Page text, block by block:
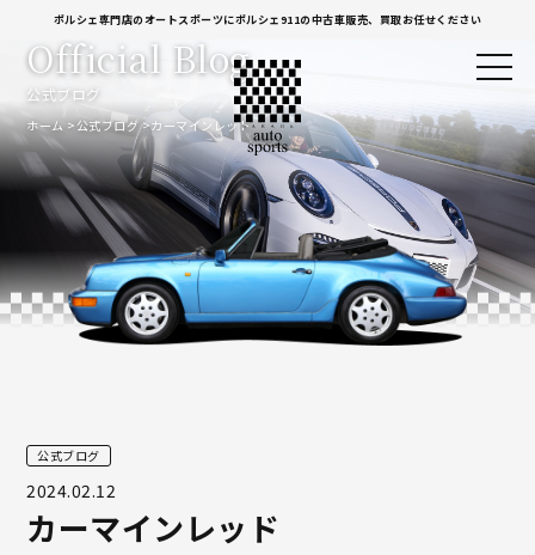
ポルシェ専門店のオートスポーツにポルシェ911の中古車販売、買取お任せください
公式ブログ
Official Blog
ホーム 公式ブログ カーマインレッド
公式ブログ
2024.02.12
カーマインレッド